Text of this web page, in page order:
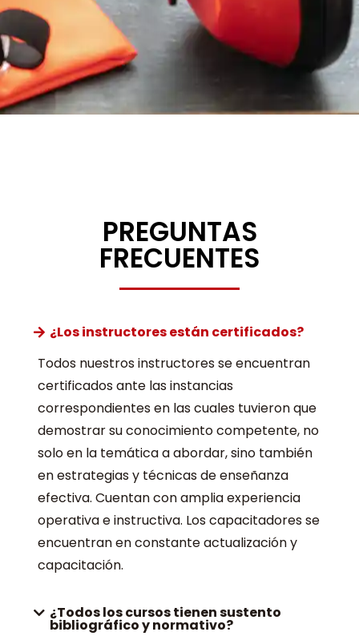
PREGUNTAS
FRECUENTES
¿Los instructores están certificados?
Todos nuestros instructores se encuentran
certificados ante las instancias
correspondientes en las cuales tuvieron que
demostrar su conocimiento competente, no
solo en la temática a abordar, sino también
en estrategias y técnicas de enseñanza
efectiva. Cuentan con amplia experiencia
operativa e instructiva. Los capacitadores se
encuentran en constante actualización y
capacitación.
¿Todos los cursos tienen sustento
bibliográfico y normativo?